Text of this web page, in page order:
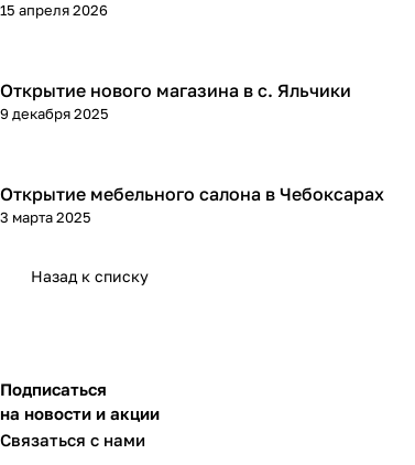
15 апреля 2026
Открытие нового магазина в с. Яльчики
9 декабря 2025
Открытие мебельного салона в Чебоксарах
3 марта 2025
Назад к списку
Подписаться
на новости и акции
Связаться с нами